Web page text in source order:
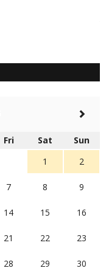
Fri Sat
Sun
1
2
7 8 9
14 15 16
21 22 23
28 29 30